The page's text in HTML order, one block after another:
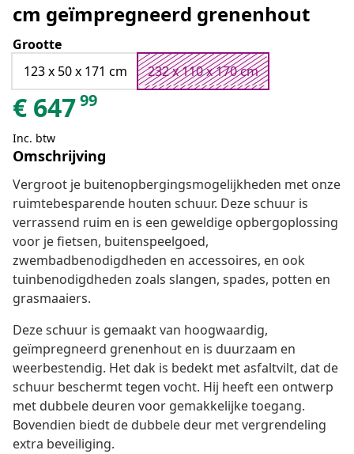
cm geïmpregneerd grenenhout
Grootte
123 x 50 x 171 cm
232 x 110 x 170 cm
€ 64799
Inc. btw
Omschrijving
Vergroot je buitenopbergingsmogelijkheden met onze
ruimtebesparende houten schuur. Deze schuur is
verrassend ruim en is een geweldige opbergoplossing
voor je fietsen, buitenspeelgoed,
zwembadbenodigdheden en accessoires, en ook
tuinbenodigdheden zoals slangen, spades, potten en
grasmaaiers.
Deze schuur is gemaakt van hoogwaardig,
geïmpregneerd grenenhout en is duurzaam en
weerbestendig. Het dak is bedekt met asfaltvilt, dat de
schuur beschermt tegen vocht. Hij heeft een ontwerp
met dubbele deuren voor gemakkelijke toegang.
Bovendien biedt de dubbele deur met vergrendeling
extra beveiliging.